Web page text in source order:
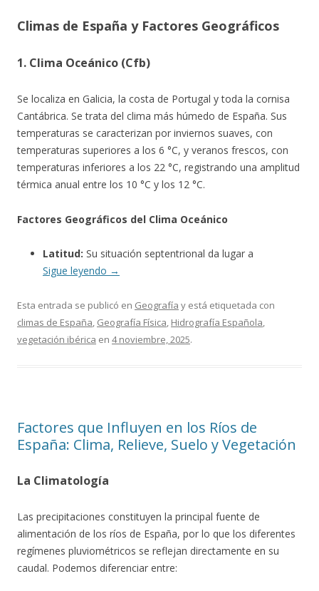
Climas de España y Factores Geográficos
1. Clima Oceánico (Cfb)
Se localiza en Galicia, la costa de Portugal y toda la cornisa
Cantábrica. Se trata del clima más húmedo de España. Sus
temperaturas se caracterizan por inviernos suaves, con
temperaturas superiores a los 6 °C, y veranos frescos, con
temperaturas inferiores a los 22 °C, registrando una amplitud
térmica anual entre los 10 °C y los 12 °C.
Factores Geográficos del Clima Oceánico
Latitud: Su situación septentrional da lugar a
Sigue leyendo →
Esta entrada se publicó en Geografía y está etiquetada con
climas de España, Geografía Física, Hidrografía Española,
vegetación ibérica en 4 noviembre, 2025.
Factores que Influyen en los Ríos de
España: Clima, Relieve, Suelo y Vegetación
La Climatología
Las precipitaciones constituyen la principal fuente de
alimentación de los ríos de España, por lo que los diferentes
regímenes pluviométricos se reflejan directamente en su
caudal. Podemos diferenciar entre: